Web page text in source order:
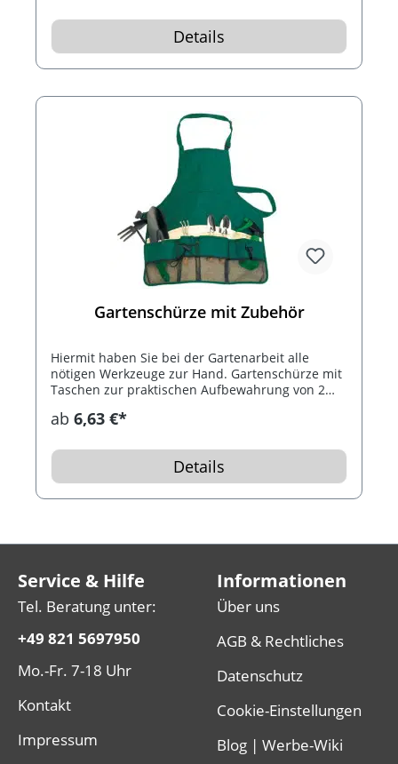
Details
Gartenschürze mit Zubehör
Hiermit haben Sie bei der Gartenarbeit alle
nötigen Werkzeuge zur Hand. Gartenschürze mit
Taschen zur praktischen Aufbewahrung von 2
Garten-Werkzeuge inklusive, mit Brusttasche,
Bauchgurt.
ab 6,63 €*
Details
Service & Hilfe
Tel. Beratung unter:
+49 821 5697950
Mo.-Fr. 7-18 Uhr
Kontakt
Impressum
Informationen
Über uns
AGB & Rechtliches
Datenschutz
Cookie-Einstellungen
Blog | Werbe-Wiki